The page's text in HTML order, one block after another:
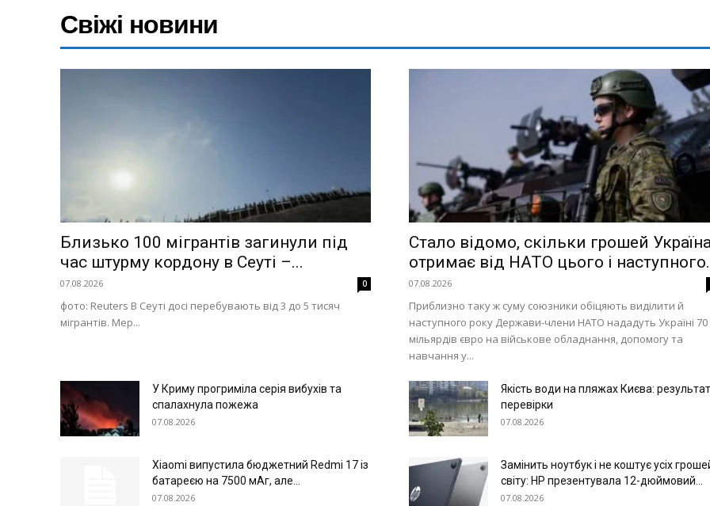
Меню
Київ
Україна
Війна
Свіжі новини
Близько 100 мігрантів загинули під
час штурму кордону в Сеуті –...
07.08.2026 0
фото: Reuters В Сеуті досі перебувають від 3 до 5 тисяч
мігрантів. Мер...
Стало відомо, скільки грошей
отримає від НАТО цього і
07.08.2026
Приблизно таку ж суму союзники обіцяють виділити й
наступного року Держави-члени НАТО нададуть Україні 70
мільярдів євро на військове обладнання, допомогу та
навчання у...
У Криму прогриміла серія вибухів та
спалахнула пожежа
07.08.2026
Якість води на пляжах Києва:
перевірки
07.08.2026
Xiaomi випустила бюджетний Redmi 17 із
батареєю на 7500 мАг, але...
07.08.2026
Замінить ноутбук і не коштує усіх
світу: HP презентувала 12-дюймовий...
07.08.2026